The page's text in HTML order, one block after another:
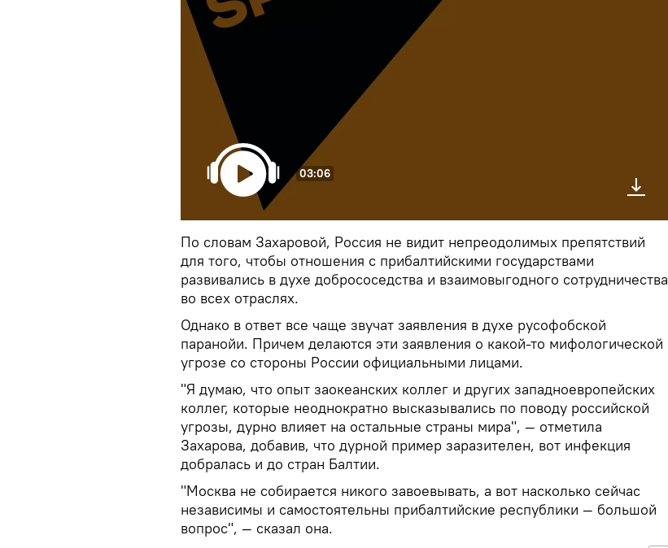
03:06
По словам Захаровой, Россия не видит непреодолимых препятствий
для того, чтобы отношения с прибалтийскими государствами
развивались в духе добрососедства и взаимовыгодного сотрудничества
во всех отраслях.
Однако в ответ все чаще звучат заявления в духе русофобской
паранойи. Причем делаются эти заявления о какой-то мифологической
угрозе со стороны России официальными лицами.
"Я думаю, что опыт заокеанских коллег и других западноевропейских
коллег, которые неоднократно высказывались по поводу российской
угрозы, дурно влияет на остальные страны мира", — отметила
Захарова, добавив, что дурной пример заразителен, вот инфекция
добралась и до стран Балтии.
"Москва не собирается никого завоевывать, а вот насколько сейчас
независимы и самостоятельны прибалтийские республики — большой
вопрос", — сказал она.